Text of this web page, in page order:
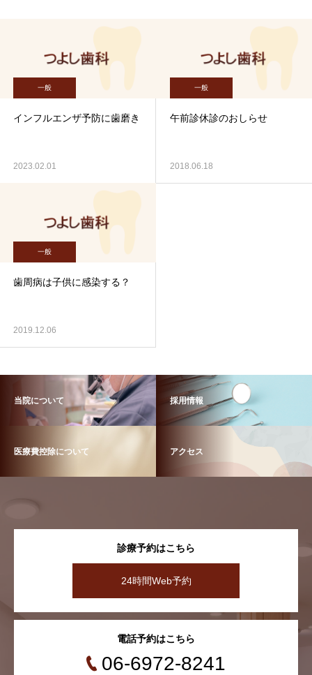
一般
インフルエンザ予防に歯磨き
2023.02.01
一般
午前診休診のおしらせ
2018.06.18
一般
歯周病は子供に感染する？
2019.12.06
当院について 採用情報
医療費控除について アクセス
診療予約はこちら
24時間Web予約
電話予約はこちら
06-6972-8241